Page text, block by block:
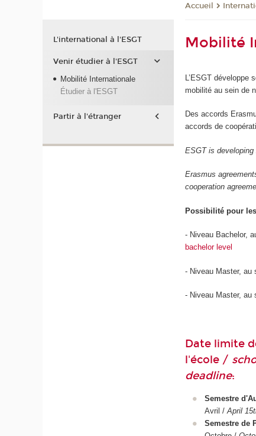
Accueil
Mobilité
L’ESGT
mobilité au sein de
Des accords
accords de
ESGT is
Erasmus
cooperation
Possibilité pour
- Niveau Bachelor,
bachelor level
- Niveau Master,
- Niveau Master,
Date limite
l'école /
deadline:
Semestre
Avril /April
Semestre de
L'international à l'ESGT
Venir étudier à l'ESGT
Mobilité Internationale
Étudier à l'ESGT
Partir à l'étranger